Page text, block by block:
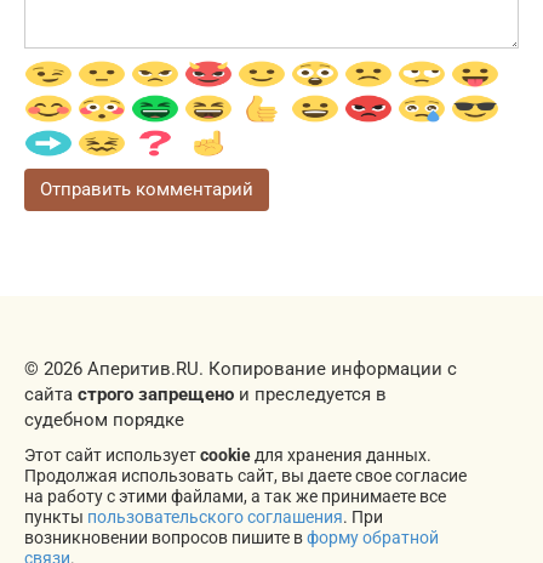
© 2026 Аперитив.RU. Копирование информации с
сайта строго запрещено и преследуется в
судебном порядке
Этот сайт используетcookie для хранения данных.
Продолжая использовать сайт, вы даете свое согласие
на работу с этими файлами, а так же принимаете все
пункты пользовательского соглашения. При
возникновении вопросов пишите вформу обратной
связи.